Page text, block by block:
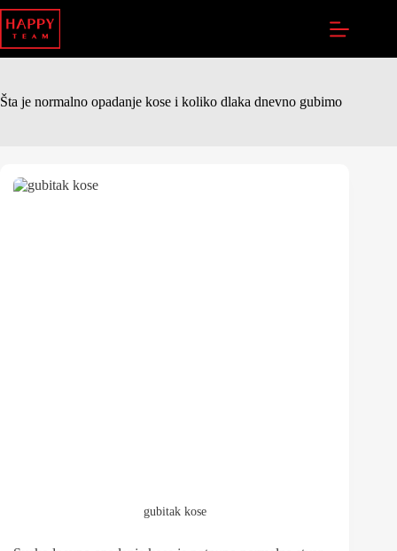
Šta je normalno opadanje kose i koliko dlaka dnevno gubimo
gubitak kose